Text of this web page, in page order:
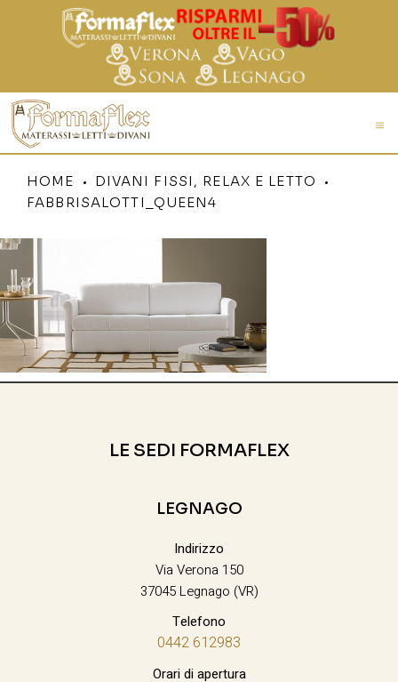
HOME
DIVANI FISSI, RELAX E LETTO
FABBRISALOTTI_QUEEN4
LE SEDI FORMAFLEX
LEGNAGO
Indirizzo
Via Verona 150
37045 Legnago (VR)
Telefono
0442 612983
Orari di apertura